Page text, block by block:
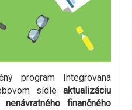
program Integrovaná
sídle aktualizáciu
finančného